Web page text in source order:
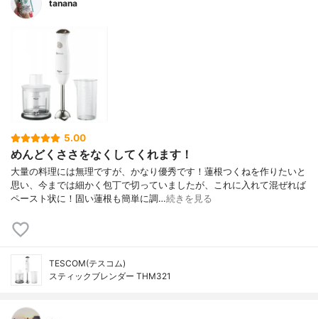
tanana
5.00
めんどくささをなくしてくれます！
大量の料理には無理ですが、かなり優秀です！蓮根つくねを作りたいと
思い、今までは細かく包丁で切っていましたが、これに入れて混ぜれば
ペースト状に！固い蓮根も簡単に調…続きを見る
TESCOM(テスコム)
スティックブレンダー THM321